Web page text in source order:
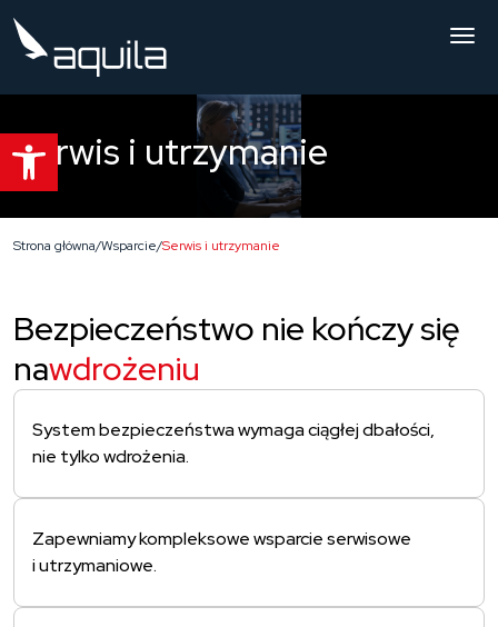
Otwórz pasek narzędzi
Kompleksowy system PSIM dla profesjonalistów od
Platforma Aquila
Usługi
O nas
Portfolio
Oferta
Strefa wiedzy
Porozmawiaj z doradcą
Szukaj
Polski English
Serwis i utrzymanie
Strona główna/Wsparcie/Serwis i utrzymanie
Bezpieczeństwo nie kończy się
nawdrożeniu
System bezpieczeństwa wymaga ciągłej dbałości,
nie tylko wdrożenia.
Zapewniamy kompleksowe wsparcie serwisowe
i utrzymaniowe.